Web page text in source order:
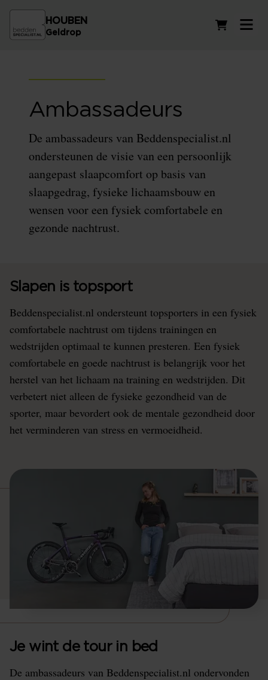
HOUBEN
Geldrop
Ambassadeurs
De ambassadeurs van Beddenspecialist.nl
ondersteunen de visie van een persoonlijk
aangepast slaapcomfort op basis van
slaapgedrag, fysieke lichaamsbouw en
wensen voor een fysiek comfortabele en
gezonde nachtrust.
Slapen is topsport
Beddenspecialist.nl ondersteunt topsporters in een fysiek
comfortabele nachtrust om tijdens trainingen en
wedstrijden optimaal te kunnen presteren. Een fysiek
comfortabele en goede nachtrust is belangrijk voor het
herstel van het lichaam na training en wedstrijden. Dit
verbetert niet alleen de fysieke gezondheid van de
sporter, maar bevordert ook de mentale gezondheid door
het verminderen van stress en vermoeidheid.
Je wint de tour in bed
De ambassadeurs van Beddenspecialist.nl ondervonden